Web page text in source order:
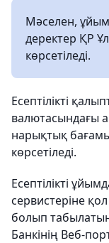
Мәселен,
деректер ҚР
көрсетіледі.
Есептілікті
валютасындағы
нарықтық
көрсетіледі.
Есептілікті
сервистеріне
болып
Банкінің Веб-